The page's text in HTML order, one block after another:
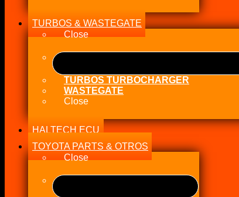
TURBOS & WASTEGATE
Close
TURBOS TURBOCHARGER
WASTEGATE
Close
HALTECH ECU
TOYOTA PARTS & OTROS
Close